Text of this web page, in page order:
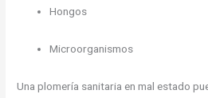
Hongos
Microorganismos
Una plomería sanitaria en mal estado